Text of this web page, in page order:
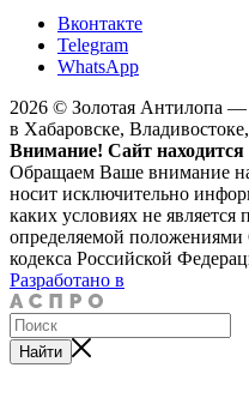
Вконтакте
Telegram
WhatsApp
2026 © Золотая Антилопа —
в Хабаровске,
Внимание! Сайт
Обращаем Ваше внимание
носит исключительно
каких условиях не
определяемой положениями
кодекса Российской
Разработано в
Найти